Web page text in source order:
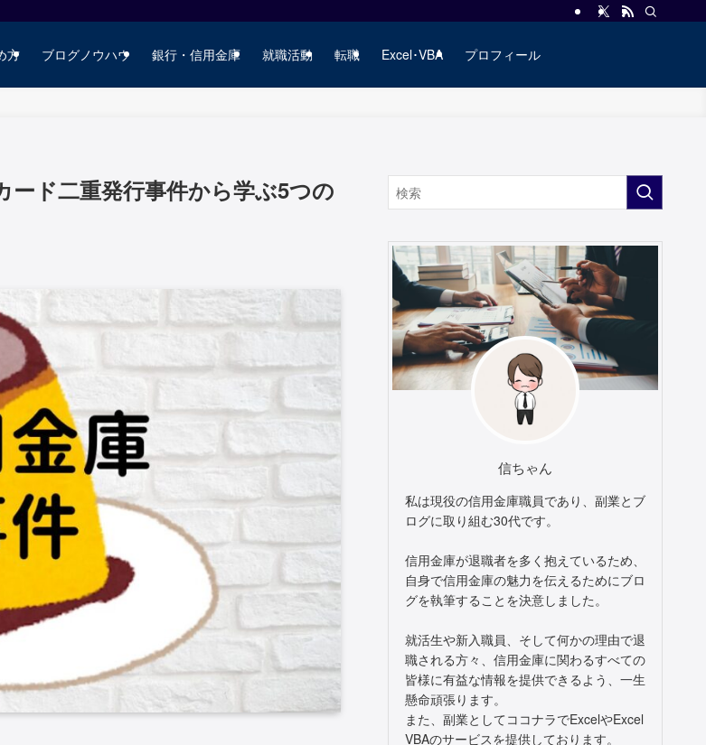
方 ブログノウハウ 銀行・信用金庫 就職活動 転職 Excel･VBA プロフィール
ード二重発行事件から学ぶ5つの
信ちゃん
私は現役の信用金庫職員であり、副業とブ
ログに取り組む30代です。
信用金庫が退職者を多く抱えているため、
自身で信用金庫の魅力を伝えるためにブロ
グを執筆することを決意しました。
就活生や新入職員、そして何かの理由で退
職される方々、信用金庫に関わるすべての
皆様に有益な情報を提供できるよう、一生
懸命頑張ります。
また、副業としてココナラでExcelやExcel
VBAのサービスを提供しております。